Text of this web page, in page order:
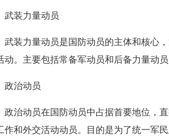
装力量动员
力量动员是国防动员的主体和核心，
动。主要包括常备军动员和后备力量动
治动员
动员在国防动员中占据首要地位，直
作和外交活动动员。目的是为了统一军